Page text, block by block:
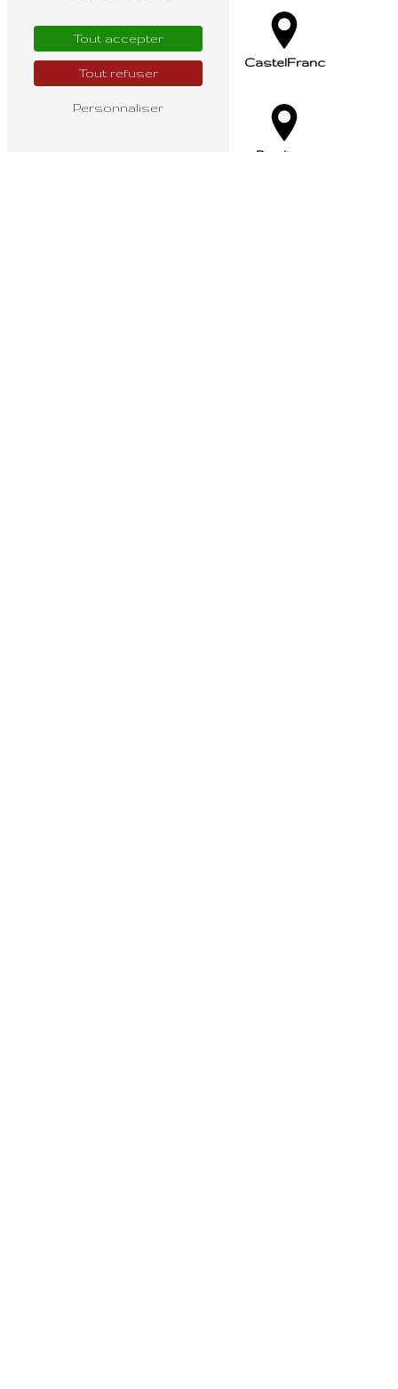
Montcuq CastelFranc
Pradines
Tout accepter
Tout refuser
Personnaliser